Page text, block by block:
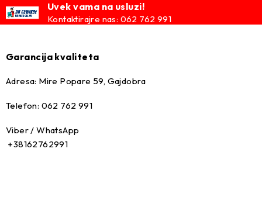
Uvek vama na usluzi!
Kontaktirajre nas: 062 762 991
Garancija kvaliteta
Adresa: Mire Popare 59, Gajdobra
Telefon: 062 762 991
Viber / WhatsApp
+38162762991